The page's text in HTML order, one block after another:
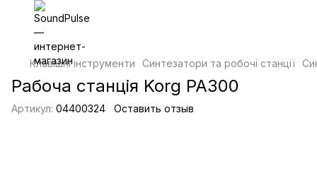
Клавішні інструменти Синтезатори та робочі станції
Рабоча станція Korg PA300
Артикул: 04400324 Оставить отзыв